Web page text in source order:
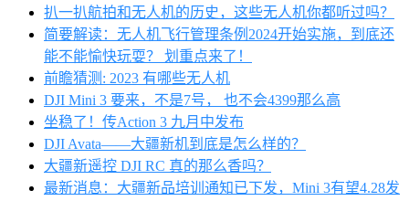
扒一扒航拍和无人机的历史，这些无人机你都听过吗？
简要解读：无人机飞行管理条例2024开始实施，到底还
能不能愉快玩耍？ 划重点来了！
前瞻猜测: 2023 有哪些无人机
DJI Mini 3 要来，不是7号， 也不会4399那么高
坐稳了！传Action 3 九月中发布
DJI Avata——大疆新机到底是怎么样的？
大疆新遥控 DJI RC 真的那么香吗？
最新消息：大疆新品培训通知已下发，Mini 3有望4.28发